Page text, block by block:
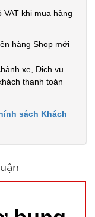
khi mua hàng
hàng Shop mới
xe, Dịch vụ
thanh toán
sách Khách